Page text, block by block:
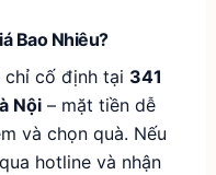
Bao Nhiêu?
chỉ cố định tại 341
Nội– mặt tiền dễ
và chọn quà. Nếu
hotline và nhận